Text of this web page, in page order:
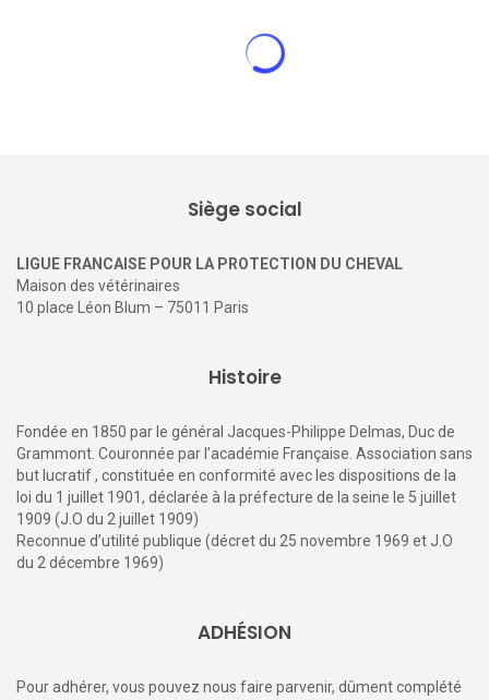
Siège social
LIGUE FRANCAISE POUR LA PROTECTION DU CHEVAL
Maison des vétérinaires
10 place Léon Blum – 75011 Paris
Histoire
Fondée en 1850 par le général Jacques-Philippe Delmas, Duc de
Grammont. Couronnée par l’académie Française. Association sans
but lucratif , constituée en conformité avec les dispositions de la
loi du 1 juillet 1901, déclarée à la préfecture de la seine le 5 juillet
1909 (J.O du 2 juillet 1909)
Reconnue d’utilité publique (décret du 25 novembre 1969 et J.O
du 2 décembre 1969)
ADHÉSION
Pour adhérer, vous pouvez nous faire parvenir, dûment complété